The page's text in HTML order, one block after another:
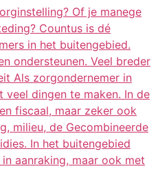
Of je manege
Countus is dé
in het buitengebied.
ondersteunen. Veel breder
Als zorgondernemer in
veel dingen te maken. In de
fiscaal, maar zeker ook
milieu, de Gecombineerde
In het buitengebied
aanraking, maar ook met